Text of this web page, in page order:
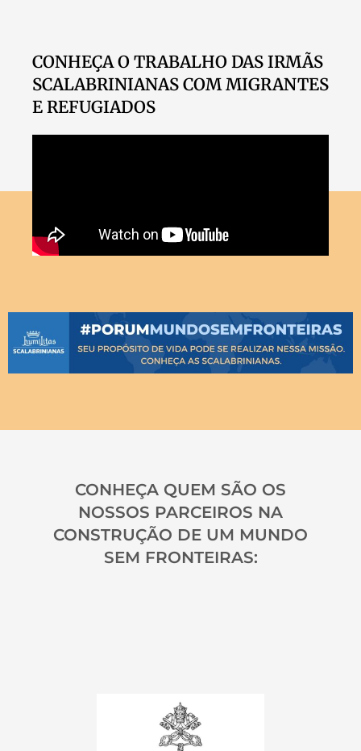
CONHEÇA O TRABALHO DAS IRMÃS
SCALABRINIANAS COM MIGRANTES
E REFUGIADOS
CONHEÇA QUEM SÃO OS
NOSSOS PARCEIROS NA
CONSTRUÇÃO DE UM MUNDO
SEM FRONTEIRAS: